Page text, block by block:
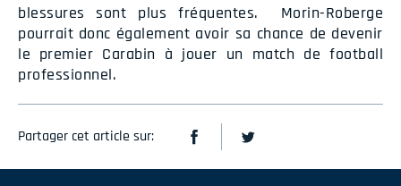
blessures sont plus fréquentes. Morin-Roberge
pourrait donc également avoir sa chance de devenir
le premier Carabin à jouer un match de football
professionnel.
Partager cet article sur: